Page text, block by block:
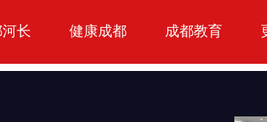
长 健康成都 成都教育